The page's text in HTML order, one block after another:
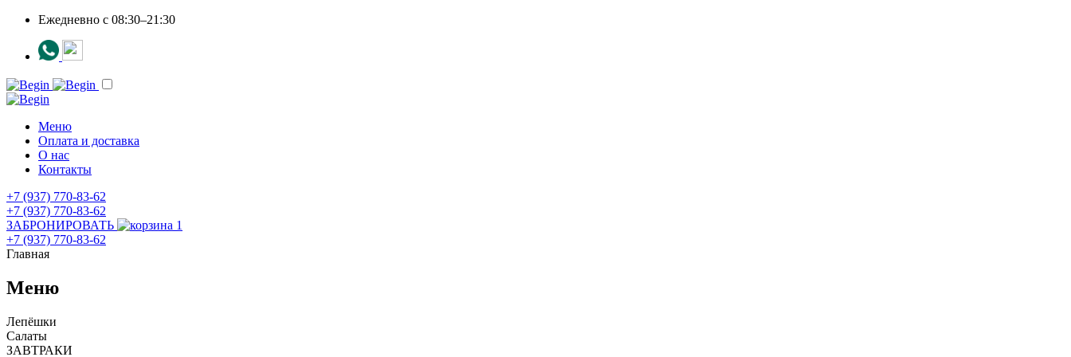
Ежедневно c 08:30–21:30
Меню
Оплата и доставка
О нас
Контакты
+7 (937) 770-83-62
+7 (937) 770-83-62
ЗАБРОНИРОВАТЬ
1
+7 (937) 770-83-62
Главная
Меню
Лепёшки
Салаты
ЗАВТРАКИ